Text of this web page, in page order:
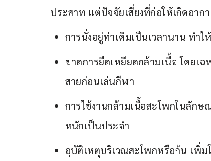
ประสาท แต่ปัจจัยเสี่ยงที่ก่อให้เกิดอาก
การนั่งอยู่ท่าเดิมเป็นเวลานาน ทำใ
ขาดการยืดเหยียดกล้ามเนื้อ โดยเ
สายก่อนเล่นกีฬา
การใช้งานกล้ามเนื้อสะโพกในลักษ
หนักเป็นประจำ
อุบัติเหตุบริเวณสะโพกหรือก้น เพิ่ม